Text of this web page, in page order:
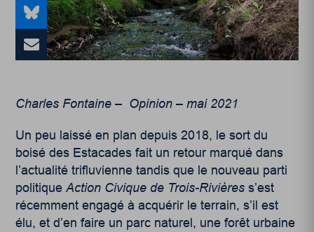
Charles Fontaine – Opinion – mai 2021
Un peu laissé en plan depuis 2018, le sort du
boisé des Estacades fait un retour marqué dans
l’actualité trifluvienne tandis que le nouveau parti
politiqueAction Civique de Trois-Rivières s’est
récemment engagé à acquérir le terrain, s’il est
élu, et d’en faire un parc naturel, une forêt urbaine